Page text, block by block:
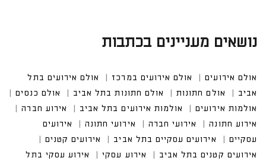
נושאים מעניינים בכתבות
אולם אירועים אולם אירועים במרכז
אולם אירועים בתל
אביב
אולם חתונות אולם חתונות בתל אביב
אולם כנסים
אולמות אירועים
אולמות אירועים בתל אביב
אירוע חברה
אירוע חתונה
אירועי חברה אירועי חתונה
אירועים
עסקיים
אירועים עסקיים בתל אביב
אירועים קטנים
אירועים קטנים בתל אביב
אירוע עסקי
אירוע עסקי בתל